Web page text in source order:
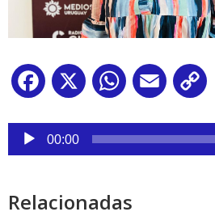
Facebook
X WhatsApp
Email
Reproductor
audio
00:00
Relacionadas